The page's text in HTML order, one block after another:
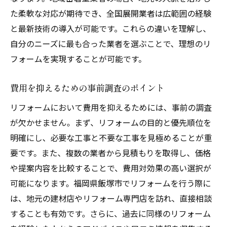
経験者が教える失敗しないためのポイント
飯塚市のリフォーム事例を参考にする
アフターケアで安心を得るためのポイント
の必要手続きとその流れ
リフォームの計画から完了までの流れ
許可申請の具体的な手順と注意点
リフォーム中のコミュニケーションの取り
方
工事開始前に知っておくべきこと
工事期間中の住居の利用方法
リフォーム完成後のチェックポイント
福岡県飯塚市でのリフォームで理想の住まいを
た柔軟な対応が期待でき、全国展開業者は広範囲の経験
と最新技術の導入が可能です。これらの違いを理解し、
自分のニーズに最も合った業者を選ぶことで、理想のリ
フォームを実現することが可能です。
費用を抑えるための事前調査のポイント
リフォームにおいて費用を抑えるためには、事前の調査
が欠かせません。まず、リフォームの目的と優先順位を
明確にし、必要な工事と不要な工事を見極めることが重
要です。また、複数の業者から見積もりを取得し、価格
や提案内容を比較することで、費用対効果の高い選択が
可能になります。福岡県飯塚市でリフォームを行う際に
は、地元の建材店やリフォーム専門店を訪れ、直接相談
することも有効です。さらに、過去に同様のリフォーム